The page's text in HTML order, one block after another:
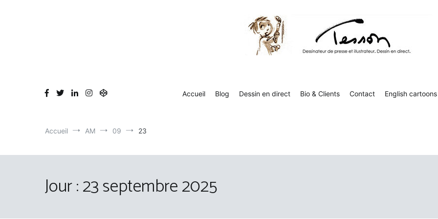
Accueil Blog Dessin en direct Bio & Clients Contact English cartoons
Accueil AM 09 23
Jour :23 septembre 2025